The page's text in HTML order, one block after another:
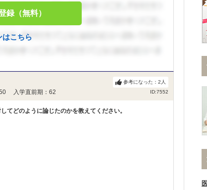
録（無料）
はこちら
50 入学直前期：62 ID:7552
参考になった： 2 人
てどのように論じたのかを教えてください。